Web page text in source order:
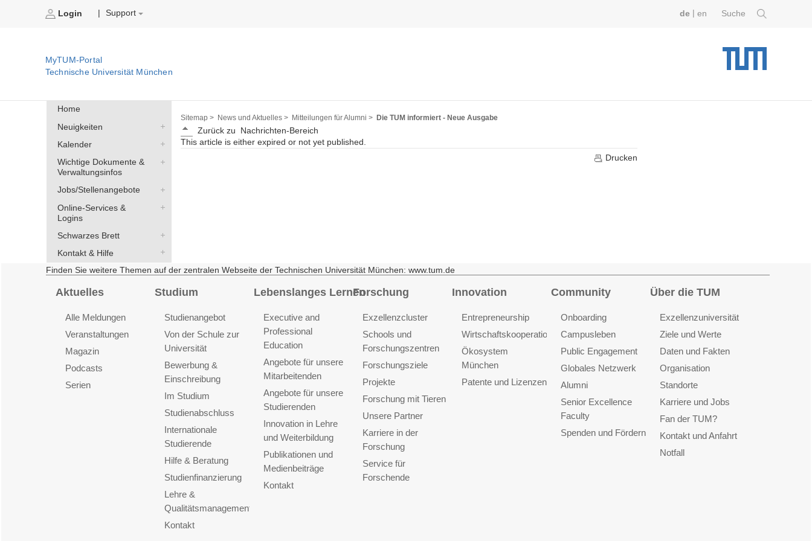
Login Support Suche
de en
MyTUM-Portal
Technische Universität München
Home
Neuigkeiten
Kalender
Wichtige Dokumente &
Verwaltungsinfos
Jobs/Stellenangebote
Online-Services &
Logins
Schwarzes Brett
Kontakt & Hilfe
Sitemap > News und Aktuelles > Mitteilungen für Alumni > Die TUM informiert - Neue Ausgabe
Zurück zu
Nachrichten-Bereich
This article is either expired or not yet published.
Drucken
Finden Sie weitere Themen auf der zentralen Webseite der Technischen Universität München: www.tum.de
Aktuelles
Alle Meldungen
Veranstaltungen
Magazin
Podcasts
Serien
Studium
Studienangebot
Von der Schule zur
Universität
Bewerbung &
Einschreibung
Im Studium
Studienabschluss
Internationale
Studierende
Hilfe & Beratung
Studienfinanzierung
Lehre &
Qualitätsmanagement
Kontakt
Lebenslanges Lernen
Executive and
Professional
Education
Angebote für unsere
Mitarbeitenden
Angebote für unsere
Studierenden
Innovation in Lehre
und Weiterbildung
Publikationen und
Medienbeiträge
Kontakt
Forschung
Exzellenzcluster
Schools und
Forschungszentren
Forschungsziele
Projekte
Forschung mit Tieren
Unsere Partner
Karriere in der
Forschung
Service für
Forschende
Innovation
Entrepreneurship
Wirtschaftskooperationen
Ökosystem
München
Patente und Lizenzen
Community
Onboarding
Campusleben
Public Engagement
Globales Netzwerk
Alumni
Senior Excellence
Faculty
Spenden und Fördern
Über die TUM
Exzellenzuniversität
Ziele und Werte
Daten und Fakten
Organisation
Standorte
Karriere und Jobs
Fan der TUM?
Kontakt und Anfahrt
Notfall